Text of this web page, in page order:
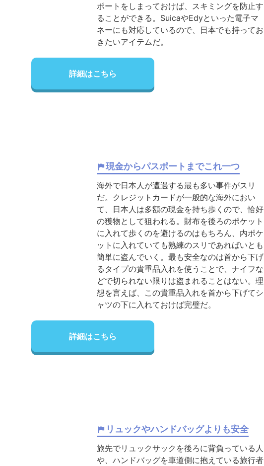
ポートをしまっておけば、スキミングを防止す
ることができる。SuicaやEdyといった電子マ
ネーにも対応しているので、日本でも持ってお
きたいアイテムだ。
詳細はこちら
現金からパスポートまでこれ一つ
海外で日本人が遭遇する最も多い事件がスリ
だ。クレジットカードが一般的な海外におい
て、日本人は多額の現金を持ち歩くので、恰好
の獲物として狙われる。財布を後ろのポケット
に入れて歩くのを避けるのはもちろん、内ポケ
ットに入れていても熟練のスリであればいとも
簡単に盗んでいく。最も安全なのは首から下げ
るタイプの貴重品入れを使うことで、ナイフな
どで切られない限りは盗まれることはない。理
想を言えば、この貴重品入れを首から下げてシ
ャツの下に入れておけば完璧だ。
詳細はこちら
リュックやハンドバッグよりも安全
旅先でリュックサックを後ろに背負っている人
や、ハンドバッグを車道側に抱えている旅行者